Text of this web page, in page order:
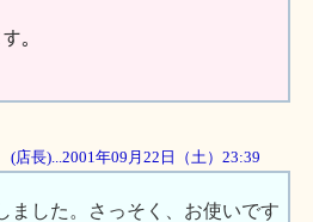
。
(店長)...2001年09月22日（土）23:39
ました。さっそく、お使いです